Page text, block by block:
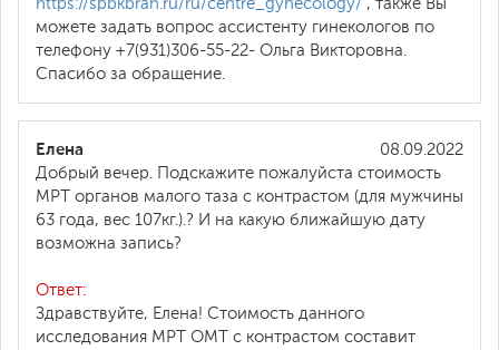
https://spbkbran.ru/ru/centre_gynecology/ , также Вы
можете задать вопрос ассистенту гинекологов по
телефону +7(931)306-55-22- Ольга Викторовна.
Спасибо за обращение.
08.09.2022
Елена
Добрый вечер. Подскажите пожалуйста стоимость
МРТ органов малого таза с контрастом (для мужчины
63 года, вес 107кг.).? И на какую ближайшую дату
возможна запись?
Ответ:
Здравствуйте, Елена! Стоимость данного
исследования МРТ ОМТ с контрастом составит